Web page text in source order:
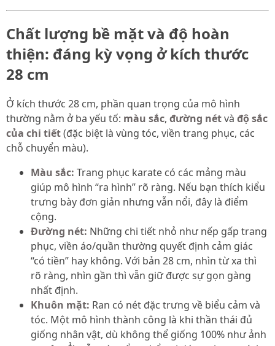
Chất lượng bề mặt và độ hoàn
thiện: đáng kỳ vọng ở kích thước
28 cm
Ở kích thước 28 cm, phần quan trọng của mô hình
thường nằm ở ba yếu tố: màu sắc, đường nétvà độ sắc
của chi tiết(đặc biệt là vùng tóc, viền trang phục, các
chỗ chuyển màu).
Màu sắc: Trang phục karate có các mảng màu
giúp mô hình “ra hình” rõ ràng. Nếu bạn thích kiểu
trưng bày đơn giản nhưng vẫn nổi, đây là điểm
cộng.
Đường nét: Những chi tiết nhỏ như nếp gấp trang
phục, viền áo/quần thường quyết định cảm giác
“có tiền” hay không. Với bản 28 cm, nhìn từ xa thì
rõ ràng, nhìn gần thì vẫn giữ được sự gọn gàng
nhất định.
Khuôn mặt: Ran có nét đặc trưng về biểu cảm và
tóc. Một mô hình thành công là khi thần thái đủ
giống nhân vật, dù không thể giống 100% như ảnh